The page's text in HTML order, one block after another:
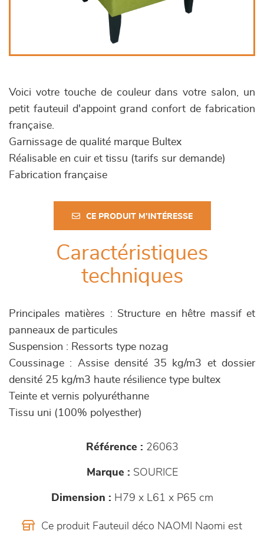
Voici votre touche de couleur dans votre salon, un
petit fauteuil d'appoint grand confort de fabrication
française.
Garnissage de qualité marque Bultex
Réalisable en cuir et tissu (tarifs sur demande)
Fabrication française
CE PRODUIT M'INTÉRESSE
Caractéristiques
techniques
Principales matières : Structure en hêtre massif et
panneaux de particules
Suspension : Ressorts type nozag
Coussinage : Assise densité 35 kg/m3 et dossier
densité 25 kg/m3 haute résilience type bultex
Teinte et vernis polyuréthanne
Tissu uni (100% polyesther)
Référence : 26063
Marque : SOURICE
Dimension : H79 x L61 x P65 cm
Ce produit Fauteuil déco NAOMI Naomi est